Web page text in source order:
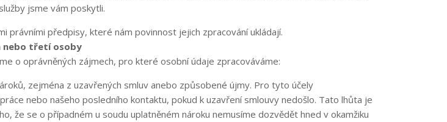
jsme vám poskytli.
právními předpisy, které nám povinnost jejich zpracování ukládají.
nebo třetí osoby
o oprávněných zájmech, pro které osobní údaje zpracováváme:
zejména z uzavřených smluv anebo způsobené újmy. Pro tyto účely
nebo našeho posledního kontaktu, pokud k uzavření smlouvy nedošlo. Tato lhůta je
že se o případném u soudu uplatněném nároku nemusíme dozvědět hned v okamžiku